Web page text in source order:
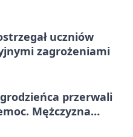
uczniów
zagrożeniami
przerwali
Mężczyzna